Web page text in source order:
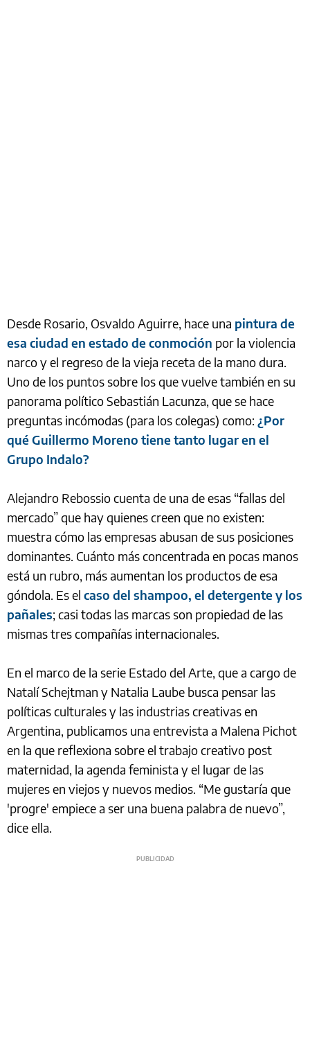
Desde Rosario, Osvaldo Aguirre, hace una pintura de
esa ciudad en estado de conmoción por la violencia
narco y el regreso de la vieja receta de la mano dura.
Uno de los puntos sobre los que vuelve también en su
panorama político Sebastián Lacunza, que se hace
preguntas incómodas (para los colegas) como: ¿Por
qué Guillermo Moreno tiene tanto lugar en el
Grupo Indalo?
Alejandro Rebossio cuenta de una de esas “fallas del
mercado” que hay quienes creen que no existen:
muestra cómo las empresas abusan de sus posiciones
dominantes. Cuánto más concentrada en pocas manos
está un rubro, más aumentan los productos de esa
góndola. Es el caso del shampoo, el detergente y los
pañales; casi todas las marcas son propiedad de las
mismas tres compañías internacionales.
En el marco de la serie Estado del Arte, que a cargo de
Natalí Schejtman y Natalia Laube busca pensar las
políticas culturales y las industrias creativas en
Argentina, publicamos una entrevista a Malena Pichot
en la que reflexiona sobre el trabajo creativo post
maternidad, la agenda feminista y el lugar de las
mujeres en viejos y nuevos medios. “Me gustaría que
'progre' empiece a ser una buena palabra de nuevo”,
dice ella.